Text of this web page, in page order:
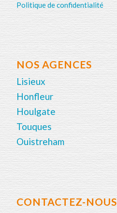
Politique de confidentialité
NOS AGENCES
Lisieux
Honfleur
Houlgate
Touques
Ouistreham
CONTACTEZ-NOUS